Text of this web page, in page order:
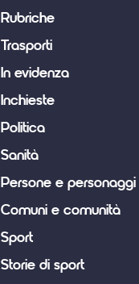
Rubriche
Trasporti
In evidenza
Inchieste
Politica
Sanità
Persone e personaggi
Comuni e comunità
Sport
Storie di sport